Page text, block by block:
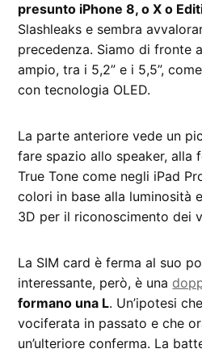
presunto iPhone 8, o X o
Slashleaks e sembra
precedenza. Siamo di fronte
ampio, tra i 5,2” e i 5,5”,
con tecnologia OLED.
La parte anteriore vede un
fare spazio allo speaker, alla
True Tone come negli iPad
colori in base alla luminosità
3D per il riconoscimento dei
La SIM card è ferma al suo
interessante, però, è una
formano una L. Un’ipotesi
vociferata in passato e che
un’ulteriore conferma. La